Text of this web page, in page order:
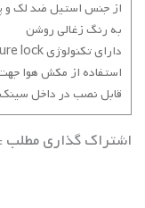
از جنس استیل ضد لک و
به رنگ زغالی روشن
دارای تکنولوژی sure lock
استفاده از مکش هوا
قابل نصب در داخل سینک
اشتراک گذاری مطلب :